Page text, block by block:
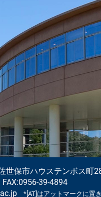
世保市ハウステンボス町
FAX:0956-39-4894
*[AT]はアットマークに置